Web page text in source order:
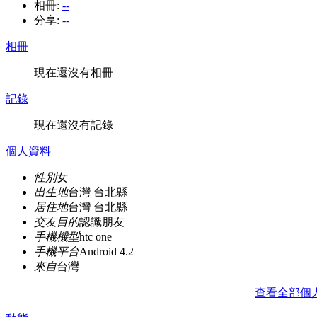
相冊: --
分享: --
相冊
現在還沒有相冊
記錄
現在還沒有記錄
個人資料
性別女
出生地台灣 台北縣
居住地台灣 台北縣
交友目的認識朋友
手機機型htc one
手機平台Android 4.2
來自台灣
查看全部個